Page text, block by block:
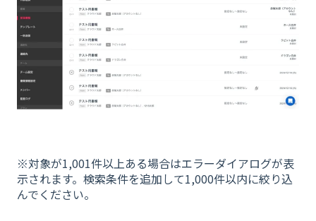
※対象が1,001件以上ある場合はエラーダイアログが表
示されます。検索条件を追加して1,000件以内に絞り込
んでください。